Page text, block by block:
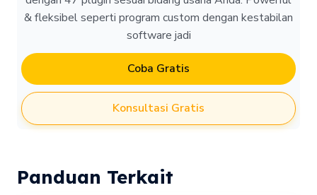
& fleksibel seperti program custom dengan kestabilan
software jadi
Coba Gratis
Konsultasi Gratis
Panduan Terkait